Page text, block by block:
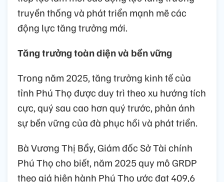
truyền thống và phát triển mạnh mẽ các
động lực tăng trưởng mới.
Tăng trưởng toàn diện và bền vững
Trong năm 2025, tăng trưởng kinh tế của
tỉnh Phú Thọ được duy trì theo xu hướng tích
cực, quý sau cao hơn quý trước, phản ánh
sự bền vững của đà phục hồi và phát triển.
Bà Vương Thị Bẩy, Giám đốc Sở Tài chính
Phú Thọ cho biết, năm 2025 quy mô GRDP
theo giá hiện hành Phú Thọ ước đạt 409,6